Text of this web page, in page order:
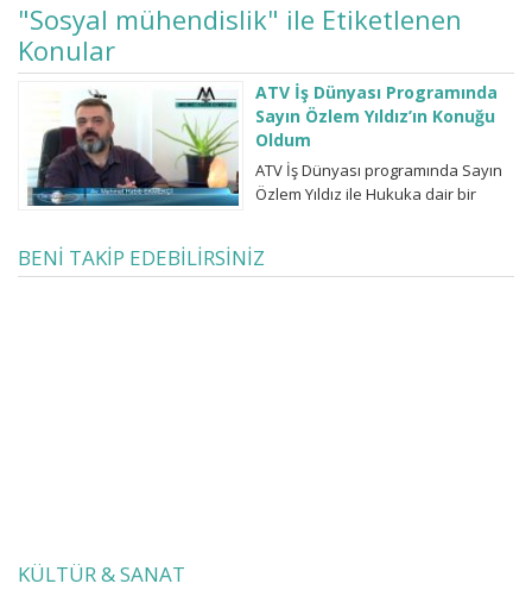
"Sosyal mühendislik" ile Etiketlenen
Konular
ATV İş Dünyası Programında
Sayın Özlem Yıldız’ın Konuğu
Oldum
ATV İş Dünyası programında Sayın
Özlem Yıldız ile Hukuka dair bir
nebze ışık tutabilmişizdir.
BENİ TAKİP EDEBİLİRSİNİZ
KÜLTÜR & SANAT